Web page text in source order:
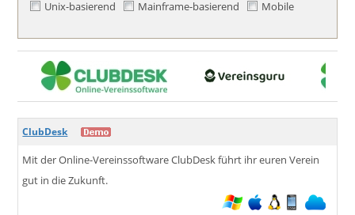
Unix-basierend
Mainframe-basierend Mobile
ClubDesk
Mit der Online-Vereinssoftware ClubDesk führt ihr euren Verein
gut in die Zukunft.